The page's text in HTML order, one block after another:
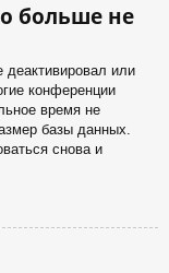
больше не
деактивировал или
конференции
время не
базы данных.
снова и